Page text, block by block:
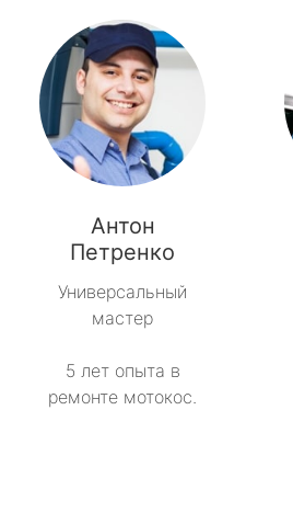
Антон
Петренко
Универсальный
мастер
5 лет опыта в
ремонте мотокос.